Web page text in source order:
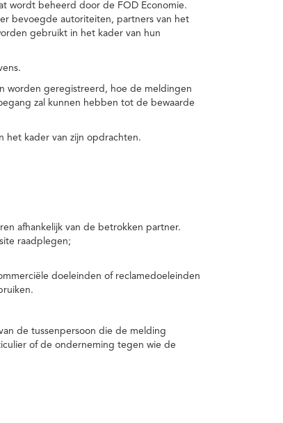
wordt beheerd door de FOD Economie.
bevoegde autoriteiten, partners van het
gebruikt in het kader van hun
worden geregistreerd, hoe de meldingen
zal kunnen hebben tot de bewaarde
het kader van zijn opdrachten.
afhankelijk van de betrokken partner.
raadplegen;
doeleinden of reclamedoeleinden
de tussenpersoon die de melding
of de onderneming tegen wie de